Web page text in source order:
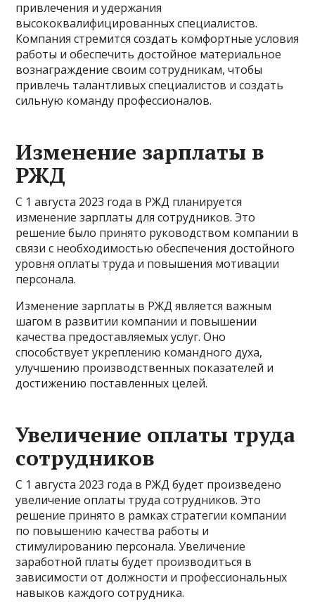
привлечения и удержания
высококвалифицированных специалистов.
Компания стремится создать комфортные условия
работы и обеспечить достойное материальное
вознаграждение своим сотрудникам, чтобы
привлечь талантливых специалистов и создать
сильную команду профессионалов.
Изменение зарплаты в
РЖД
С 1 августа 2023 года в РЖД планируется
изменение зарплаты для сотрудников. Это
решение было принято руководством компании в
связи с необходимостью обеспечения достойного
уровня оплаты труда и повышения мотивации
персонала.
Изменение зарплаты в РЖД является важным
шагом в развитии компании и повышении
качества предоставляемых услуг. Оно
способствует укреплению командного духа,
улучшению производственных показателей и
достижению поставленных целей.
Увеличение оплаты труда
сотрудников
С 1 августа 2023 года в РЖД будет произведено
увеличение оплаты труда сотрудников. Это
решение принято в рамках стратегии компании
по повышению качества работы и
стимулированию персонала. Увеличение
заработной платы будет производиться в
зависимости от должности и профессиональных
навыков каждого сотрудника.